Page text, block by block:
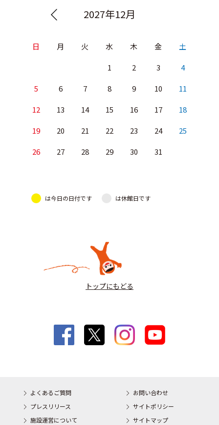
2027年12月
日 月 火 水 木 金 土
1 2 3 4
5 6 7 8 9 10 11
12 13 14 15 16 17 18
19 20 21 22 23 24 25
26 27 28 29 30 31
は今日の日付です は休館日です
トップにもどる
よくあるご質問
お問い合わせ
プレスリリース
サイトポリシー
施設運営について
サイトマップ